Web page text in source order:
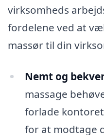
virksomheds
fordelene ved at
massør til din
Nemt og
massage
forlade
for at modtage